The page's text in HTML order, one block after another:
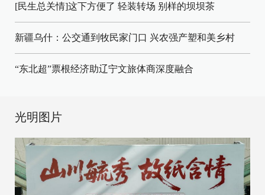
[民生总关情]这下方便了 轻装转场 别样的坝坝茶
新疆乌什：公交通到牧民家门口 兴农强产塑和美乡村
“东北超”票根经济助辽宁文旅体商深度融合
光明图片